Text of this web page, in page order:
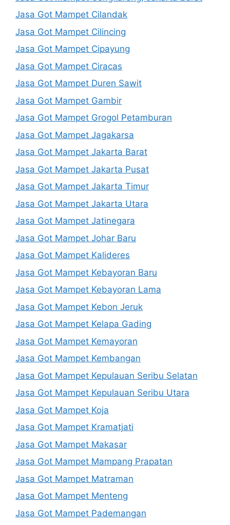
Jasa Got Mampet Cilandak
Jasa Got Mampet Cilincing
Jasa Got Mampet Cipayung
Jasa Got Mampet Ciracas
Jasa Got Mampet Duren Sawit
Jasa Got Mampet Gambir
Jasa Got Mampet Grogol Petamburan
Jasa Got Mampet Jagakarsa
Jasa Got Mampet Jakarta Barat
Jasa Got Mampet Jakarta Pusat
Jasa Got Mampet Jakarta Timur
Jasa Got Mampet Jakarta Utara
Jasa Got Mampet Jatinegara
Jasa Got Mampet Johar Baru
Jasa Got Mampet Kalideres
Jasa Got Mampet Kebayoran Baru
Jasa Got Mampet Kebayoran Lama
Jasa Got Mampet Kebon Jeruk
Jasa Got Mampet Kelapa Gading
Jasa Got Mampet Kemayoran
Jasa Got Mampet Kembangan
Jasa Got Mampet Kepulauan Seribu Selatan
Jasa Got Mampet Kepulauan Seribu Utara
Jasa Got Mampet Koja
Jasa Got Mampet Kramatjati
Jasa Got Mampet Makasar
Jasa Got Mampet Mampang Prapatan
Jasa Got Mampet Matraman
Jasa Got Mampet Menteng
Jasa Got Mampet Pademangan